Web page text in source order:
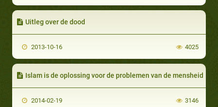
Uitleg over de dood
2013-10-16 4025
Islam is de oplossing voor de problemen van de mensheid
2014-02-19 3146